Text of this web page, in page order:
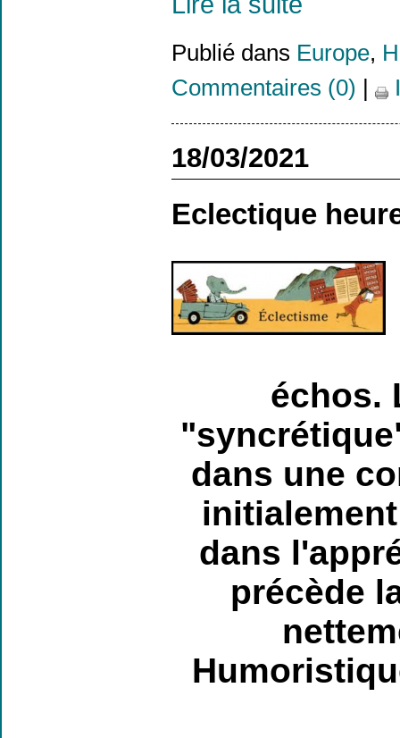
Publié dans Europe,
Commentaires (0)
18/03/2021
Eclectique
échos.
dans une
dans
précède